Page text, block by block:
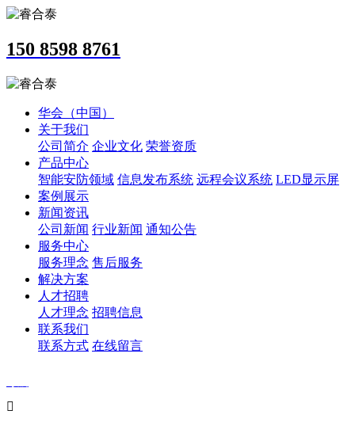
150 8598 8761
华会（中国）
关于我们
公司简介 企业文化 荣誉资质
产品中心
智能安防领域 信息发布系统 远程会议系统 LED显示屏
案例展示
新闻资讯
公司新闻 行业新闻 通知公告
服务中心
服务理念 售后服务
解决方案
人才招聘
人才理念 招聘信息
联系我们
联系方式 在线留言
